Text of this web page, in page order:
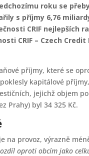
roku se
s příjmy 6,76
CRIF nejlepších
CRIF – Czech
příjmy, které se
kapitálové
jejichž objem
Prahy) byl 34 325 Kč.
na provoz, výrazně
oproti obcím jako